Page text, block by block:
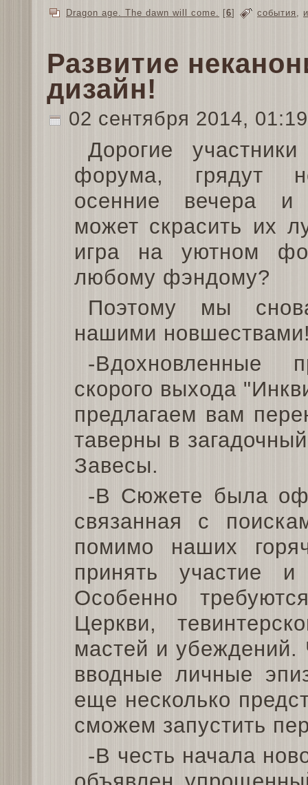
Dragon age. The dawn will come. [6] события
Развитие
дизайн!
02 сентября 2014,
Дорогие
форума, грядут
осенние вечера
может скрасить их
игра на уютном
любому фэндому?
Поэтому мы
нашими
-Вдохновленные
скорого выхода
предлагаем вам
таверны в
Завесы.
-В Сюжете была
связанная с
помимо наших
принять участие и
Особенно
Церкви,
мастей и убеждений.
вводные личные
еще несколько
сможем запустить
-В честь начала